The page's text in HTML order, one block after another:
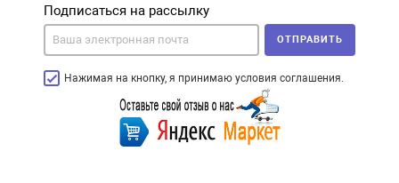
Подписаться на рассылку
Нажимая на кнопку, я принимаю условия соглашения.
ОТПРАВИТЬ